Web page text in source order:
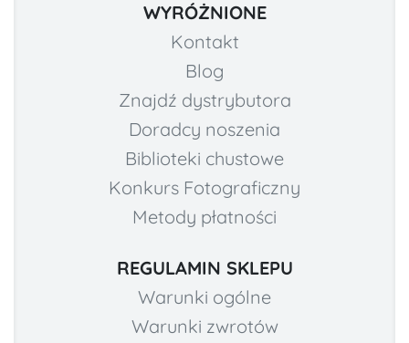
WYRÓŻNIONE
Kontakt
Blog
Znajdź dystrybutora
Doradcy noszenia
Biblioteki chustowe
Konkurs Fotograficzny
Metody płatności
REGULAMIN SKLEPU
Warunki ogólne
Warunki zwrotów